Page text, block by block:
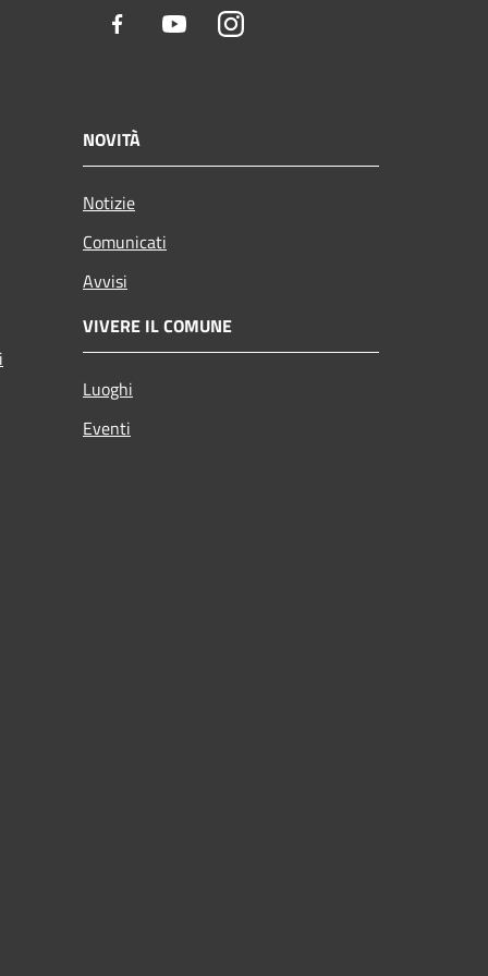
Facebook YoutubeInstagram
NOVITÀ
Notizie
Comunicati
Avvisi
VIVERE IL COMUNE
Luoghi
Eventi